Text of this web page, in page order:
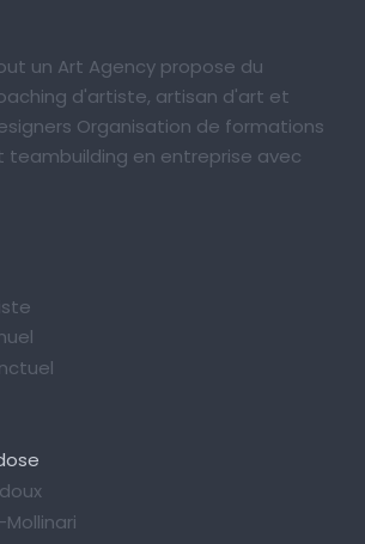
un Art Agency propose du
d'artiste, artisan d'art et
Organisation de formations
teambuilding en entreprise avec